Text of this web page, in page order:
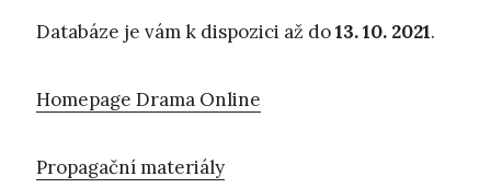
Databáze je vám k dispozici až do13. 10. 2021.
Homepage Drama Online
Propagační materiály